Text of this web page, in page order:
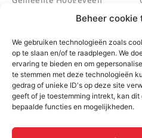
Beheer cookie
We gebruiken technologieën zoals
op te slaan en/of te raadplegen. We
ervaring te bieden en om
te stemmen met deze technologieën
gedrag of unieke ID's op deze site
geeft of je toestemming intrekt, kan
bepaalde functies en mogelijkheden.
Gemeente Meppel
Gemeente Noordenveld
Gemeente Noordoostpolder
Gemeente Steenwijkerland
Gemeente Weststellingwerf